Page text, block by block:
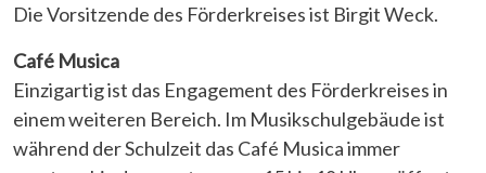
Die Vorsitzende des Förderkreises ist Birgit Weck.
Café Musica
Einzigartig ist das Engagement des Förderkreises in
einem weiteren Bereich. Im Musikschulgebäude ist
während der Schulzeit das Café Musica immer